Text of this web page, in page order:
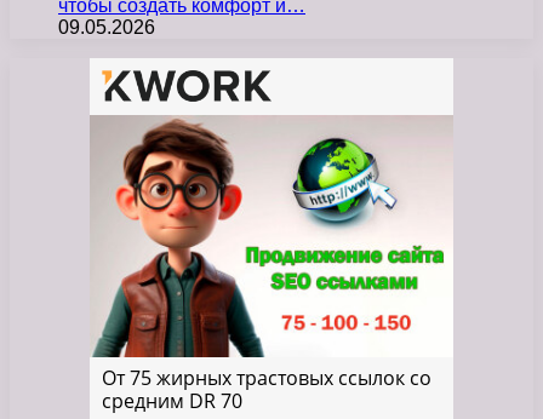
чтобы создать комфорт и…
09.05.2026